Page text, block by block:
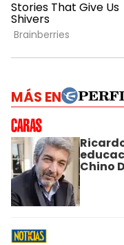
MÁS EN
Chino